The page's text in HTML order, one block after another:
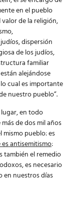
en el pueblo
valor de la religión,
dispersión
de los judíos,
familiar
alejándose
cual es importante
nuestro pueblo”.
en todo
de dos mil años
pueblo: es
antisemitismo:
también el remedio
es necesario
en nuestros días